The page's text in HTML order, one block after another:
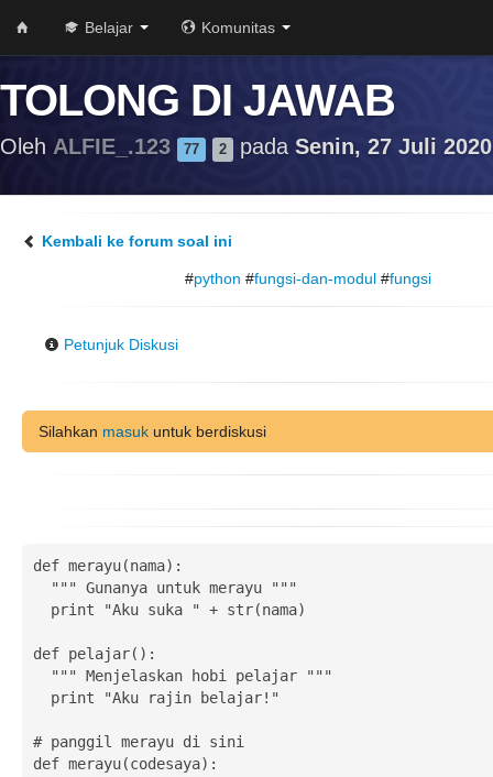
Belajar Komunitas
TOLONG DI JAWAB
Oleh ALFIE_.123 77 2 pada Senin, 27 Juli
Kembali ke forum soal ini
#python #fungsi-dan-modul #fungsi
Petunjuk Diskusi
Silahkan masuk untuk berdiskusi
def merayu(nama):
def pelajar():
# panggil merayu di sini
def merayu(codesaya):